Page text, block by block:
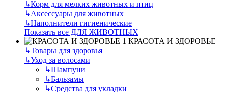
↳Корм для мелких животных и птиц
↳Аксессуары для животных
↳Наполнители гигиенические
Показать все ДЛЯ ЖИВОТНЫХ
КРАСОТА И ЗДОРОВЬЕ
↳Товары для здоровья
↳Уход за волосами
↳Шампуни
↳Бальзамы
↳Средства для укладки